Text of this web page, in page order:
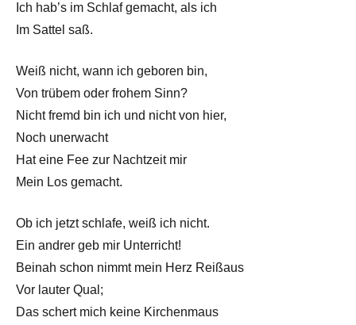
Ich hab’s im Schlaf gemacht, als ich
Im Sattel saß.
Weiß nicht, wann ich geboren bin,
Von trübem oder frohem Sinn?
Nicht fremd bin ich und nicht von hier,
Noch unerwacht
Hat eine Fee zur Nachtzeit mir
Mein Los gemacht.
Ob ich jetzt schlafe, weiß ich nicht.
Ein andrer geb mir Unterricht!
Beinah schon nimmt mein Herz Reißaus
Vor lauter Qual;
Das schert mich keine Kirchenmaus